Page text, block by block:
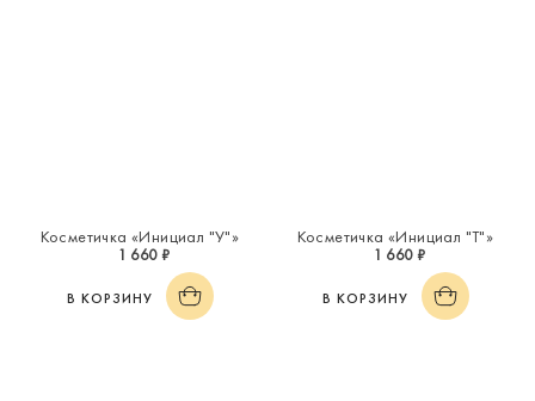
Косметичка «Инициал "У"»
1 660 ₽
В КОРЗИНУ
Косметичка «Инициал "Т"»
1 660 ₽
В КОРЗИНУ